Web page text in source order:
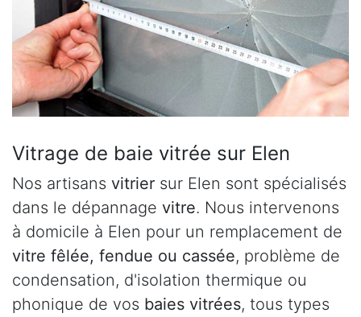
Vitrage de baie vitrée sur Elen
Nos artisans vitrier sur Elen sont spécialisés
dans le dépannage vitre. Nous intervenons
à domicile à Elen pour un remplacement de
vitre fêlée, fendue ou cassée, problème de
condensation, d'isolation thermique ou
phonique de vos baies vitrées, tous types